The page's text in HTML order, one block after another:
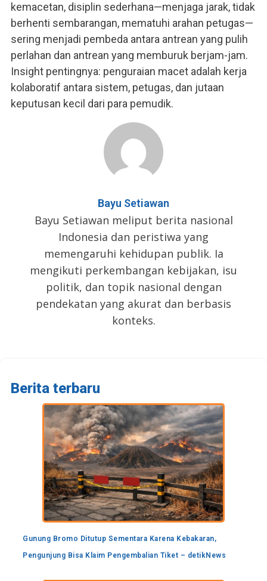
kemacetan, disiplin sederhana—menjaga jarak, tidak
berhenti sembarangan, mematuhi arahan petugas—
sering menjadi pembeda antara antrean yang pulih
perlahan dan antrean yang memburuk berjam-jam.
Insight pentingnya: penguraian macet adalah kerja
kolaboratif antara sistem, petugas, dan jutaan
keputusan kecil dari para pemudik.
Bayu Setiawan
Bayu Setiawan meliput berita nasional
Indonesia dan peristiwa yang
memengaruhi kehidupan publik. Ia
mengikuti perkembangan kebijakan, isu
politik, dan topik nasional dengan
pendekatan yang akurat dan berbasis
konteks.
Berita terbaru
Gunung Bromo Ditutup Sementara Karena Kebakaran,
Pengunjung Bisa Klaim Pengembalian Tiket – detikNews